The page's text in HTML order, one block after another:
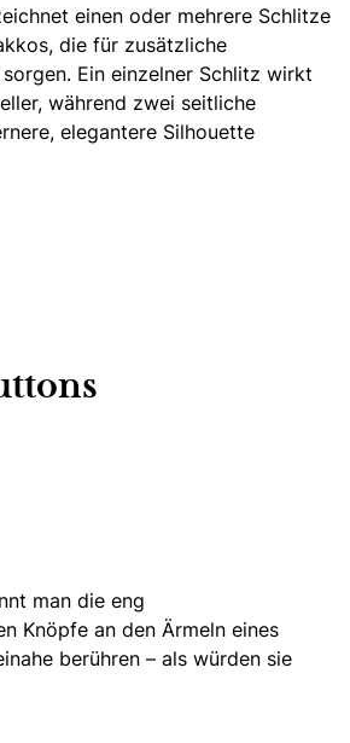
einen oder mehrere Schlitze
die für zusätzliche
Ein einzelner Schlitz wirkt
während zwei seitliche
elegantere Silhouette
man die eng
Knöpfe an den Ärmeln eines
berühren – als würden sie